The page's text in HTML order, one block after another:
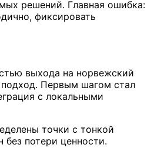
решений. Главная ошибка:
фиксировать
выхода на норвежский
Первым шагом стал
с локальными
точки с тонкой
потери ценности.